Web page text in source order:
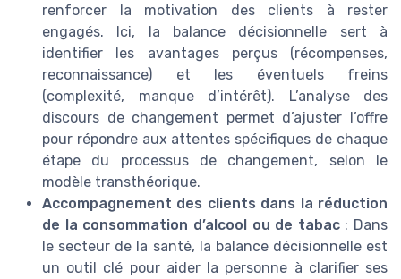
renforcer la motivation des clients à rester
engagés. Ici, la balance décisionnelle sert à
identifier les avantages perçus (récompenses,
reconnaissance) et les éventuels freins
(complexité, manque d’intérêt). L’analyse des
discours de changement permet d’ajuster l’offre
pour répondre aux attentes spécifiques de chaque
étape du processus de changement, selon le
modèle transthéorique.
Accompagnement des clients dans la réduction
de la consommation d’alcool ou de tabac: Dans
le secteur de la santé, la balance décisionnelle est
un outil clé pour aider la personne à clarifier ses